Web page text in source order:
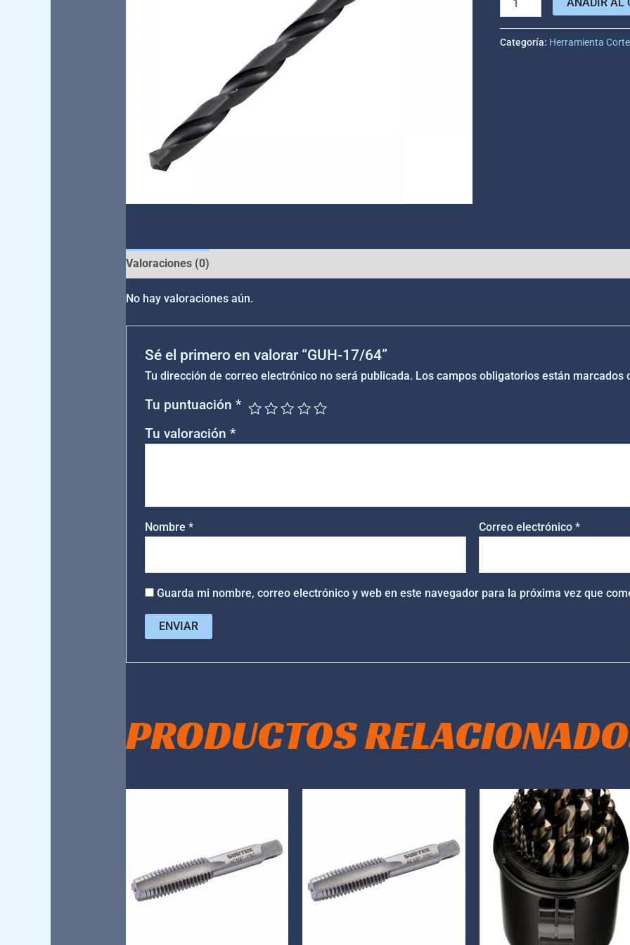
Categoría: Herramienta Corte
Valoraciones (0)
No hay valoraciones aún.
Sé el primero en valorar “GUH-17/64”
Tu dirección de correo electrónico no será publicada. Los campos obligatorios están marcados
Tu puntuación*
Tu valoración*
Nombre* Correo electrónico*
Guarda mi nombre, correo electrónico y web en este navegador para la próxima vez que
PRODUCTOS